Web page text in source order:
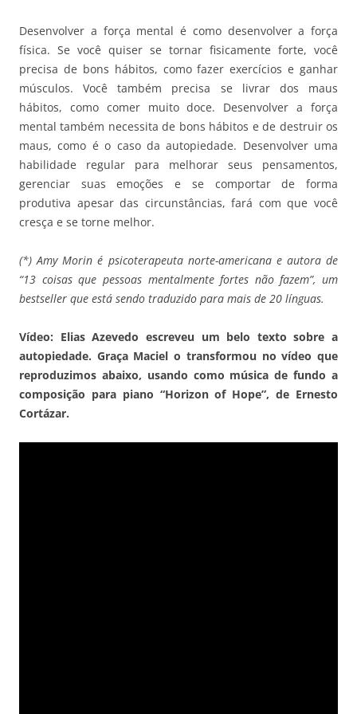
Desenvolver a força mental é como desenvolver a força
física. Se você quiser se tornar fisicamente forte, você
precisa de bons hábitos, como fazer exercícios e ganhar
músculos. Você também precisa se livrar dos maus
hábitos, como comer muito doce. Desenvolver a força
mental também necessita de bons hábitos e de destruir os
maus, como é o caso da autopiedade. Desenvolver uma
habilidade regular para melhorar seus pensamentos,
gerenciar suas emoções e se comportar de forma
produtiva apesar das circunstâncias, fará com que você
cresça e se torne melhor.
(*) Amy Morin é psicoterapeuta norte-americana e autora de
“13 coisas que pessoas mentalmente fortes não fazem”, um
bestseller que está sendo traduzido para mais de 20 línguas.
Vídeo: Elias Azevedo escreveu um belo texto sobre a
autopiedade. Graça Maciel o transformou no vídeo que
reproduzimos abaixo, usando como música de fundo a
composição para piano “Horizon of Hope”, de Ernesto
Cortázar.